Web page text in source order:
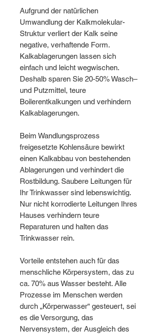
Aufgrund der natürlichen
Umwandlung der Kalkmolekular-
Struktur verliert der Kalk seine
negative, verhaftende Form.
Kalkablagerungen lassen sich
einfach und leicht wegwischen.
Deshalb sparen Sie 20-50% Wasch–
und Putzmittel, teure
Boilerentkalkungen und verhindern
Kalkablagerungen.
Beim Wandlungsprozess
freigesetzte Kohlensäure bewirkt
einen Kalkabbau von bestehenden
Ablagerungen und verhindert die
Rostbildung. Saubere Leitungen für
Ihr Trinkwasser sind lebenswichtig.
Nur nicht korrodierte Leitungen Ihres
Hauses verhindern teure
Reparaturen und halten das
Trinkwasser rein.
Vorteile entstehen auch für das
menschliche Körpersystem, das zu
ca. 70% aus Wasser besteht. Alle
Prozesse im Menschen werden
durch „Körperwasser“ gesteuert, sei
es die Versorgung, das
Nervensystem, der Ausgleich des